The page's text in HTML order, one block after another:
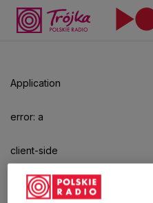
Application
error: a
client-side
exception
aby
odtwarzać.